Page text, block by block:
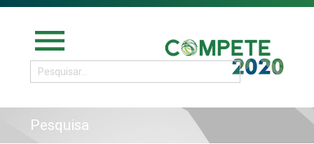
menu
Pesquisa